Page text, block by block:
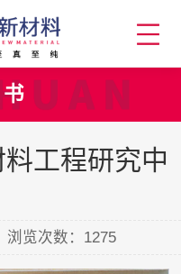
工程研究中
浏览次数： 1275